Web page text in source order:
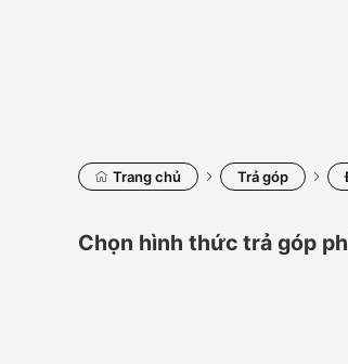
Trang chủ Trả góp
Chọn hình thức trả góp